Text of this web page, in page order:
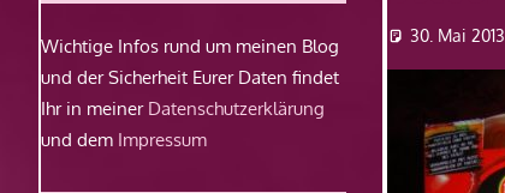
30. Mai 2013
Wichtige Infos rund um meinen Blog
und der Sicherheit Eurer Daten findet
Ihr in meiner Datenschutzerklärung
und dem Impressum